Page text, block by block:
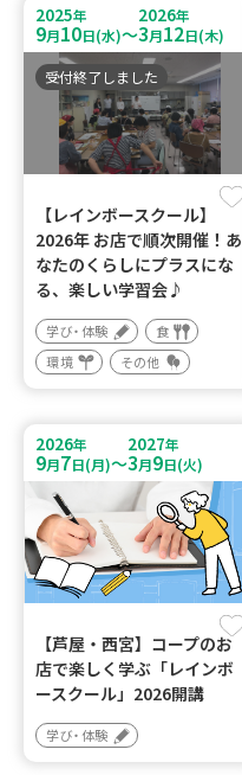
2025年
9月10日(水)～
2026年
3月12日(木)
受付終了しました
【レインボースクール】
2026年 お店で順次開催！あ
なたのくらしにプラスにな
る、楽しい学習会♪
学び・体験
食
環境
その他
2026年
9月7日(月)～
2027年
3月9日(火)
【芦屋・西宮】コープのお
店で楽しく学ぶ「レインボ
ースクール」2026開講
学び・体験